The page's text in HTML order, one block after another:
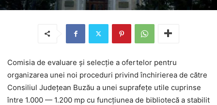
Comisia de evaluare şi selecţie a ofertelor pentru
organizarea unei noi proceduri privind închirierea de către
Consiliul Judeţean Buzău a unei suprafeţe utile cuprinse
între 1.000 — 1.200 mp cu funcţiunea de bibliotecă a stabilit